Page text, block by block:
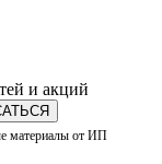
и акций
материалы от ИП